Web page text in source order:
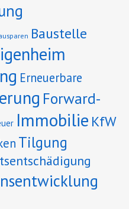
Baustelle
Erneuerbare
Forward-
Immobilie KfW
Tilgung